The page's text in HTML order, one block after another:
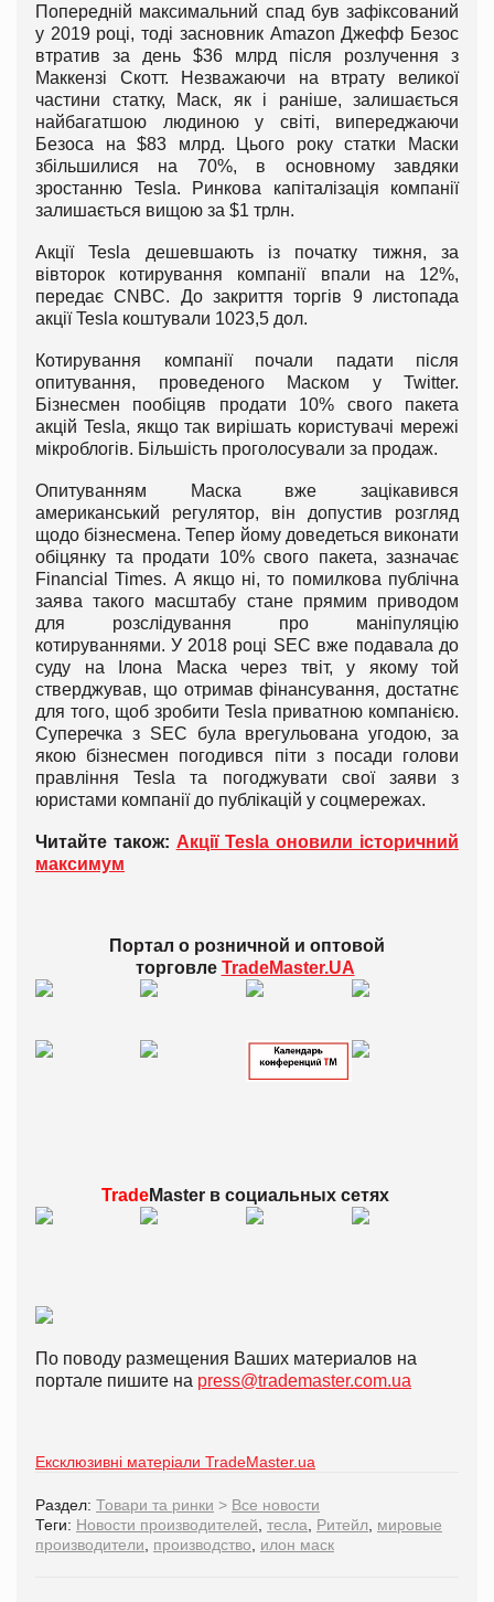
Попередній максимальний спад був зафіксований
у 2019 році, тоді засновник Amazon Джефф Безос
втратив за день $36 млрд після розлучення з
Маккензі Скотт. Незважаючи на втрату великої
частини статку, Маск, як і раніше, залишається
найбагатшою людиною у світі, випереджаючи
Безоса на $83 млрд. Цього року статки Маски
збільшилися на 70%, в основному завдяки
зростанню Tesla. Ринкова капіталізація компанії
залишається вищою за $1 трлн.
Акції Tesla дешевшають із початку тижня, за
вівторок котирування компанії впали на 12%,
передає CNBC. До закриття торгів 9 листопада
акції Tesla коштували 1023,5 дол.
Котирування компанії почали падати після
опитування, проведеного Маском у Twitter.
Бізнесмен пообіцяв продати 10% свого пакета
акцій Tesla, якщо так вирішать користувачі мережі
мікроблогів. Більшість проголосували за продаж.
Опитуванням Маска вже зацікавився
американський регулятор, він допустив розгляд
щодо бізнесмена. Тепер йому доведеться виконати
обіцянку та продати 10% свого пакета, зазначає
Financial Times. А якщо ні, то помилкова публічна
заява такого масштабу стане прямим приводом
для розслідування про маніпуляцію
котируваннями. У 2018 році SEC вже подавала до
суду на Ілона Маска через твіт, у якому той
стверджував, що отримав фінансування, достатнє
для того, щоб зробити Tesla приватною компанією.
Суперечка з SEC була врегульована угодою, за
якою бізнесмен погодився піти з посади голови
правління Tesla та погоджувати свої заяви з
юристами компанії до публікацій у соцмережах.
Читайте також: Акції Tesla оновили історичний
максимум
Портал о розничной и оптовой
торговле TradeMaster.UA
TradeMaster всоциальных сетях
По поводу размещения Ваших материалов на
портале пишите на press@trademaster.com.ua
Ексклюзивні матеріали TradeMaster.ua
Раздел: Товари та ринки > Все новости
Теги: Новости производителей тесла Ритейл
мировые
производители
производство илон маск